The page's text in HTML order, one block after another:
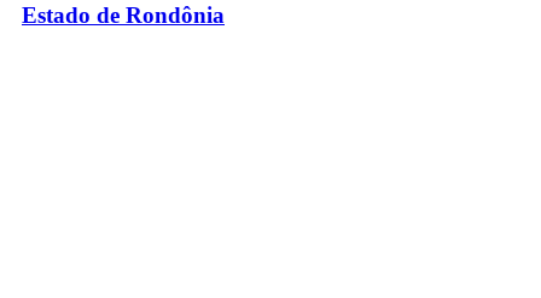
Estado de Rondônia